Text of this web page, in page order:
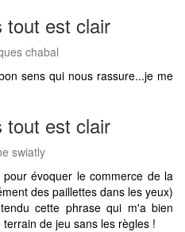
tout est clair
chabal
sens qui nous rassure...je me
tout est clair
swiatly
évoquer le commerce de la
des paillettes dans les yeux)
cette phrase qui m'a bien
de jeu sans les règles !